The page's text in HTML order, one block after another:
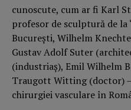
cunoscute, cum ar fi Karl
profesor de sculptură de la
Bucureşti, Wilhelm
Gustav Adolf Suter
(industriaş), Emil Wilhelm
Traugott Witting (doctor) –
chirurgiei vasculare în